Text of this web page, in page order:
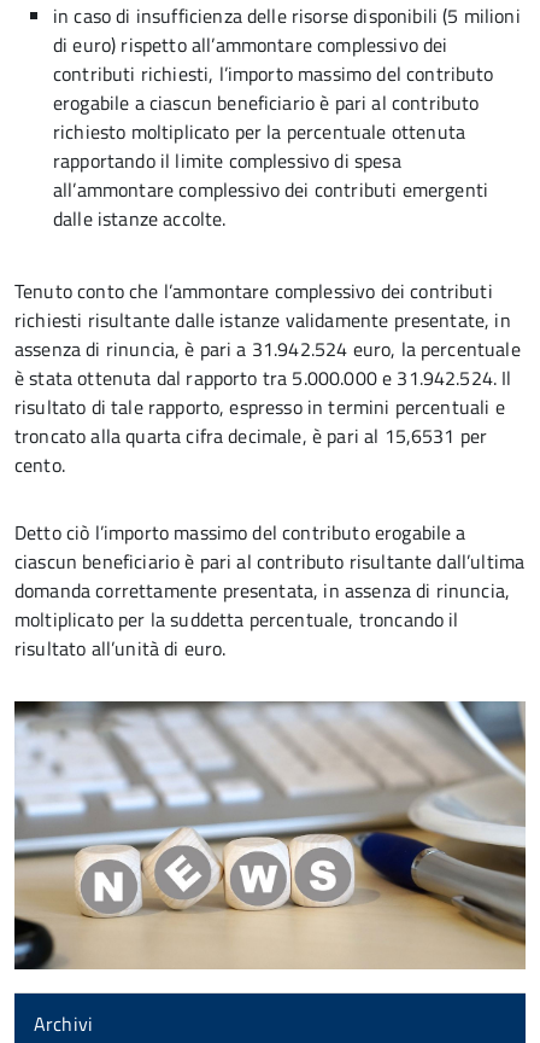
in caso di insufficienza delle risorse disponibili (5 milioni
di euro) rispetto all’ammontare complessivo dei
contributi richiesti, l’importo massimo del contributo
erogabile a ciascun beneficiario è pari al contributo
richiesto moltiplicato per la percentuale ottenuta
rapportando il limite complessivo di spesa
all’ammontare complessivo dei contributi emergenti
dalle istanze accolte.
Tenuto conto che l’ammontare complessivo dei contributi
richiesti risultante dalle istanze validamente presentate, in
assenza di rinuncia, è pari a 31.942.524 euro, la percentuale
è stata ottenuta dal rapporto tra 5.000.000 e 31.942.524. Il
risultato di tale rapporto, espresso in termini percentuali e
troncato alla quarta cifra decimale, è pari al 15,6531 per
cento.
Detto ciò l’importo massimo del contributo erogabile a
ciascun beneficiario è pari al contributo risultante dall’ultima
domanda correttamente presentata, in assenza di rinuncia,
moltiplicato per la suddetta percentuale, troncando il
risultato all’unità di euro.
Archivi